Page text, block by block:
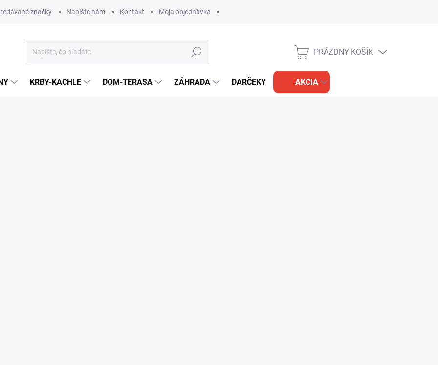
značky Napíšte nám Kontakt Moja objednávka
Hľadať
NÁKUPNÝ
PRÁZDNY KOŠÍK
KRBY-KACHLE DOM-TERASA ZÁHRADA DARČEKY AKCIA